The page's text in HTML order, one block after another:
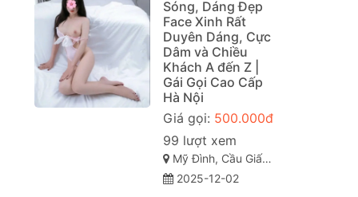
Sóng, Dáng Đẹp
Face Xinh Rất
Duyên Dáng, Cực
Dâm và Chiều
Khách A đến Z |
Gái Gọi Cao Cấp
Hà Nội
Giá gọi: 500.000đ
99 lượt xem
Mỹ Đình, Cầu Giấy, TP Hà Nội
2025-12-02